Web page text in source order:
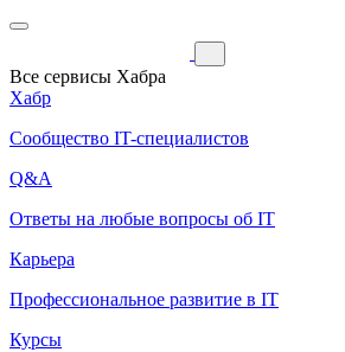
Все сервисы Хабра
Хабр
Сообщество IT-специалистов
Q&A
Ответы на любые вопросы об IT
Карьера
Профессиональное развитие в IT
Курсы